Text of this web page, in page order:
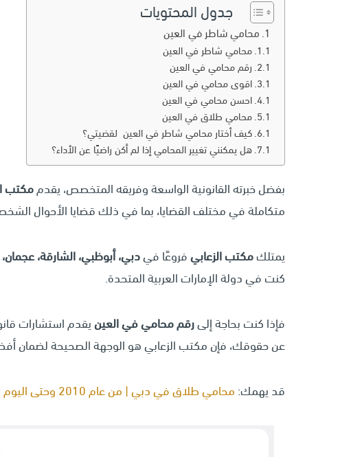
جدول المحتويات
محامي شاطر في العين
محامي شاطر في العين
رقم محامي في العين
اقوى محامي في العين
احسن محامي في العين
محامي طلاق في العين
كيف أختار محامي شاطر في العين لقضيتي؟
هل يمكنني تغيير المحامي إذا لم أكن راضيًا عن الأداء؟
بفضل خبرته القانونية الواسعة وفريقه المتخصص، يقدممكتب
متكاملة في مختلف القضايا، بما في ذلك قضايا الأحوال الشخصية،
يمتلكمكتب الزعابيفروعًا فيدبي، أبوظبي، الشارقة، عجمان،
كنت في دولة الإمارات العربية المتحدة.
فإذا كنت بحاجة إلىرقم محامي في العينيقدم استشارات
عن حقوقك، فإن مكتب الزعابي هو الوجهة الصحيحة لضمان
قد يهمك: محامي طلاق في دبي | من عام 2010 وحتى اليوم القانون شغفنا والمهنية مسارنا